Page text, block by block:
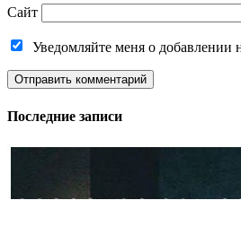
Сайт
Уведомляйте меня о добавлении
Последние записи